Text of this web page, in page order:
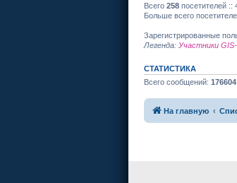
Всего 258 посетителей ::
Больше всего
Зарегистрированные
Легенда: Участники
СТАТИСТИКА
Всего сообщений: 176604
На главную